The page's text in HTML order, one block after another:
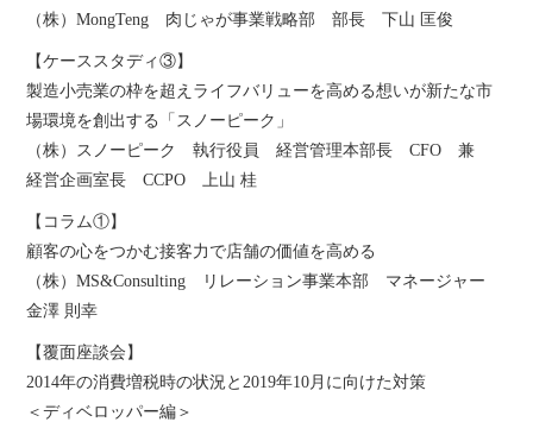
（株）MongTeng 肉じゃが事業戦略部 部長 下山 匡俊
【ケーススタディ③】
製造小売業の枠を超えライフバリューを高める想いが新たな市
場環境を創出する「スノーピーク」
（株）スノーピーク 執行役員 経営管理本部長 CFO 兼
経営企画室長 CCPO 上山 桂
【コラム①】
顧客の心をつかむ接客力で店舗の価値を高める
（株）MS&Consulting リレーション事業本部 マネージャー
金澤 則幸
【覆面座談会】
2014年の消費増税時の状況と2019年10月に向けた対策
＜ディベロッパー編＞